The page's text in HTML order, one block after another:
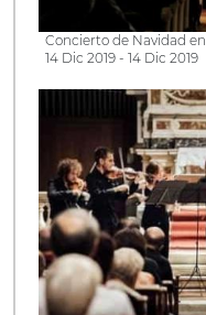
Concierto de Navidad en...
14 Dic 2019 - 14 Dic 2019